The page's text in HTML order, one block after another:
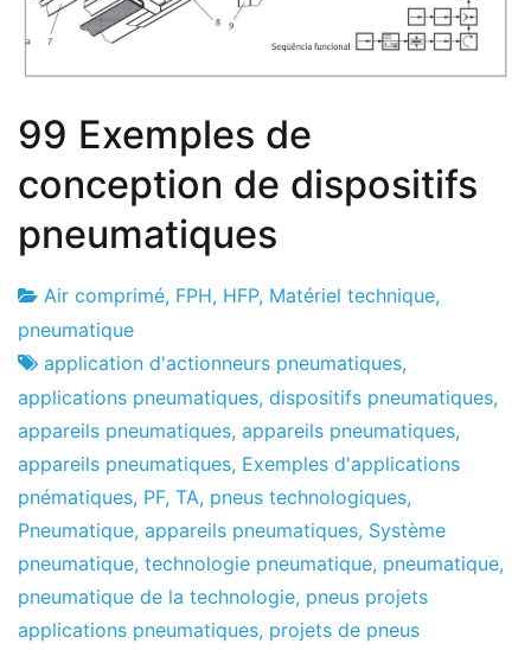
99 Exemples de
conception de dispositifs
pneumatiques
Usine
de
projets
30
le
décembre
de
2010
Air comprimé, FPH, HFP, Matériel technique,
pneumatique
application d'actionneurs pneumatiques,
applications pneumatiques, dispositifs pneumatiques,
appareils pneumatiques, appareils pneumatiques,
appareils pneumatiques, Exemples d'applications
pnématiques, PF, TA, pneus technologiques,
Pneumatique, appareils pneumatiques, Système
pneumatique, technologie pneumatique, pneumatique,
pneumatique de la technologie, pneus projets
applications pneumatiques, projets de pneus